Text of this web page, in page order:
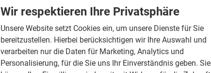
unverbindliche Lieferzeit: 27.08.2026 Neuwagen mit Tageszulassung
Fahrzeugnr. 883001 Getriebe
Doppelkupplungsgetriebe (DSG)
Kraftstoff Diesel Außenfarbe
Smokey Diamond-Silber Metallic
Leistung 110 kW (150 PS)
Wir respektieren Ihre Privatsphäre
Unsere Website setzt Cookies ein, um unsere Dienste für Sie
bereitzustellen. Hierbei berücksichtigen wir Ihre Auswahl und
verarbeiten nur die Daten für Marketing, Analytics und
Personalisierung, für die Sie uns Ihr Einverständnis geben. Sie